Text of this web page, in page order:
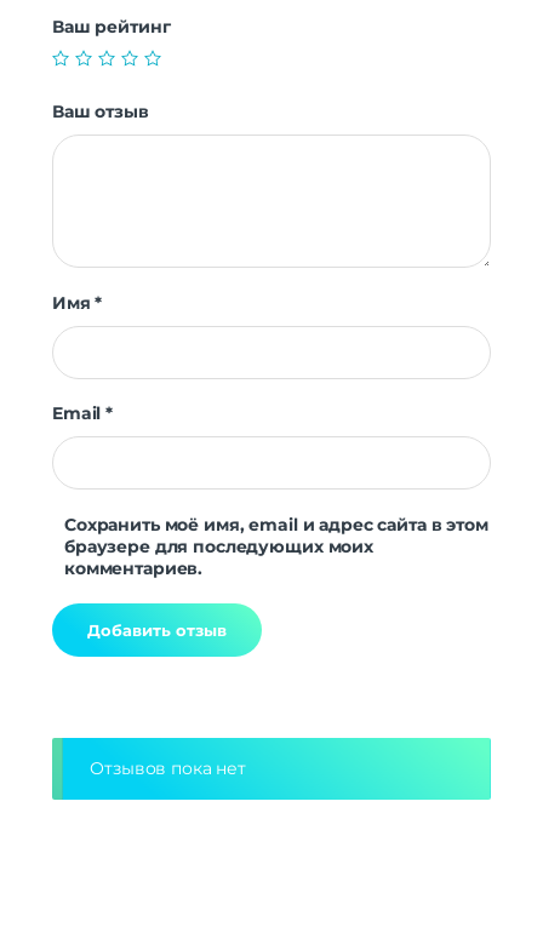
Ваш рейтинг
Ваш отзыв
Имя*
Email*
Сохранить моё имя, email и адрес сайта в этом
браузере для последующих моих
комментариев.
Отзывов пока нет